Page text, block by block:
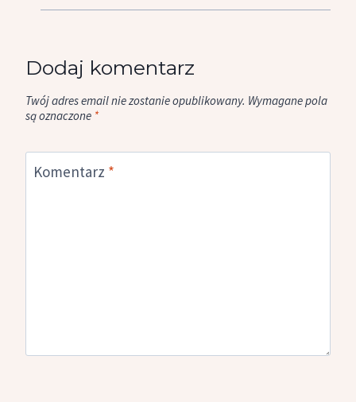
Dodaj komentarz
Twój adres email nie zostanie opublikowany. Wymagane pola
są oznaczone *
Komentarz *